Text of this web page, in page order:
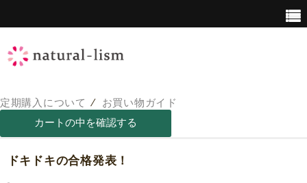
定期購入について ⁄ お買い物ガイド
青汁について
ドキドキの合格発表！